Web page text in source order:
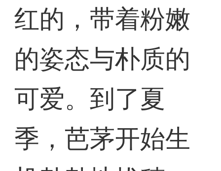
红的，带着粉嫩
的姿态与朴质的
可爱。到了夏
季，芭茅开始生